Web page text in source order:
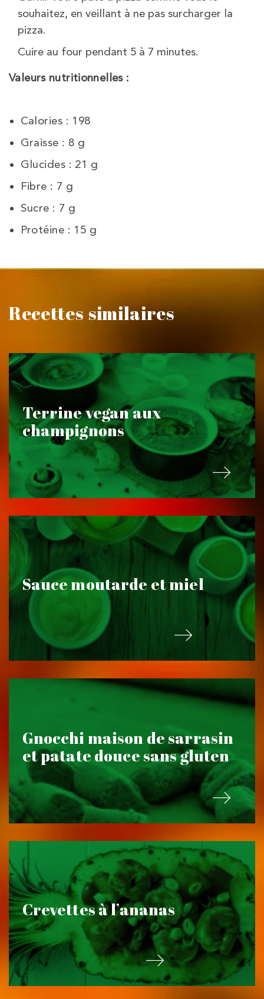
souhaitez, en veillant à ne pas surcharger la
pizza.
Cuire au four pendant 5 à 7 minutes.
Valeurs nutritionnelles :
Calories : 198
Graisse : 8 g
Glucides : 21 g
Fibre : 7 g
Sucre : 7 g
Protéine : 15 g
Recettes similaires
Terrine vegan aux
champignons
Sauce moutarde et miel
Gnocchi maison de sarrasin
et patate douce sans gluten
Crevettes à l’ananas